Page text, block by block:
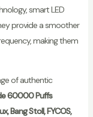
smart LED
provide a smoother
making them
of authentic
60000 Puffs
Bang Stoll, FYCOS,